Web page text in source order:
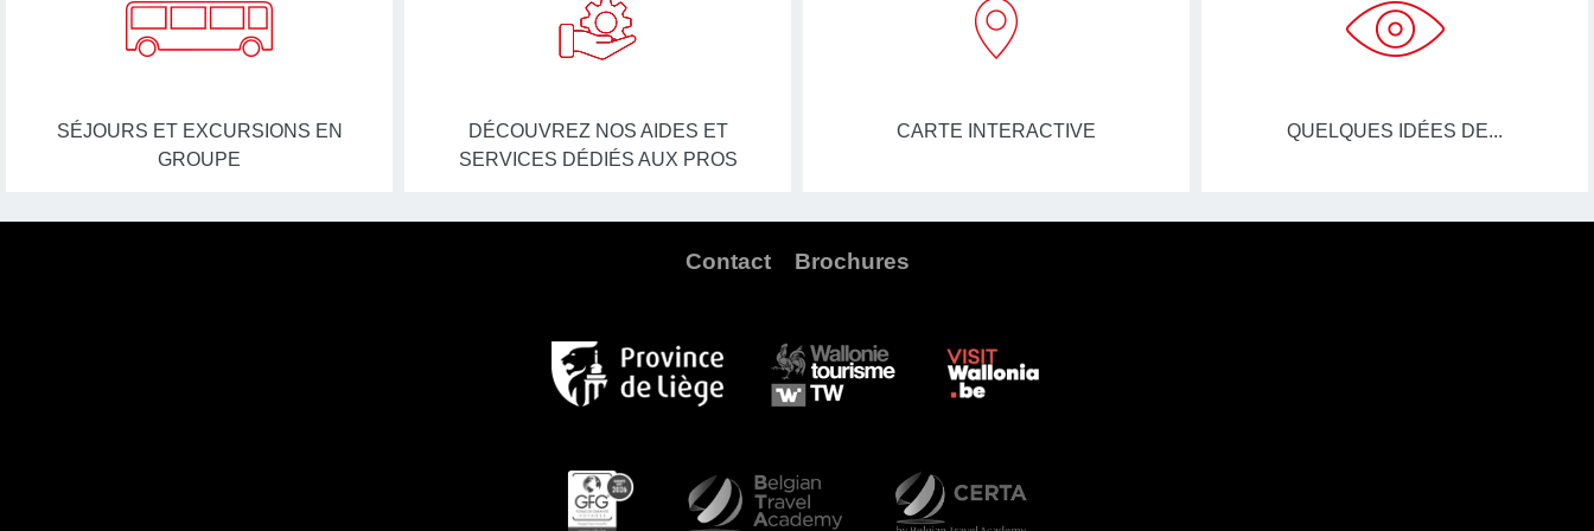
SÉJOURS ET EXCURSIONS EN
GROUPE
DÉCOUVREZ NOS AIDES ET
SERVICES DÉDIÉS AUX PROS
CARTE INTERACTIVE QUELQUES IDÉES DE...
Contact Brochures